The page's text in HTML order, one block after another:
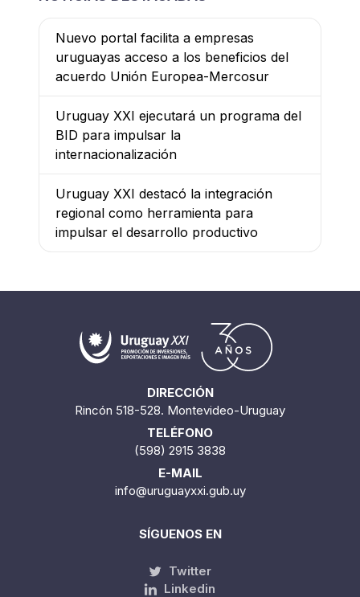
Nuevo portal facilita a empresas
uruguayas acceso a los beneficios del
acuerdo Unión Europea-Mercosur
Uruguay XXI ejecutará un programa del
BID para impulsar la
internacionalización
Uruguay XXI destacó la integración
regional como herramienta para
impulsar el desarrollo productivo
DIRECCIÓN
Rincón 518-528. Montevideo-Uruguay
TELÉFONO
(598) 2915 3838
E-MAIL
info@uruguayxxi.gub.uy
SÍGUENOS EN
Twitter
Linkedin